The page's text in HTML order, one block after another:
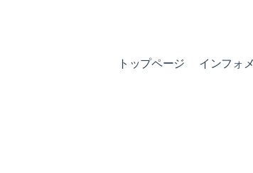
トップページ インフォ